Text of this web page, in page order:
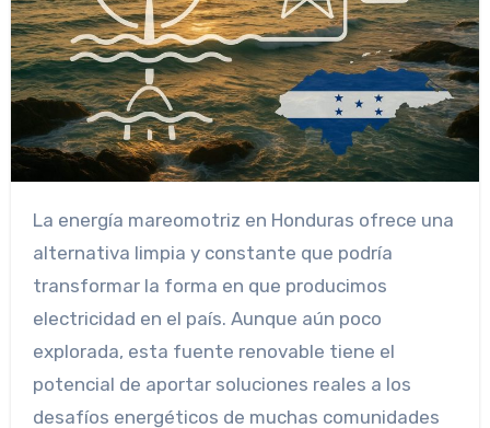
La energía mareomotriz en Honduras ofrece una
alternativa limpia y constante que podría
transformar la forma en que producimos
electricidad en el país. Aunque aún poco
explorada, esta fuente renovable tiene el
potencial de aportar soluciones reales a los
desafíos energéticos de muchas comunidades